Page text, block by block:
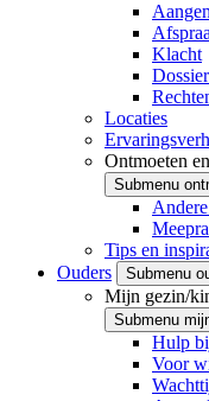
Klacht
Locaties
Ontmoeten
Submenu
Tips en
Ouders
Submenu
Mijn gezin/
Submenu
Hulp
Voor